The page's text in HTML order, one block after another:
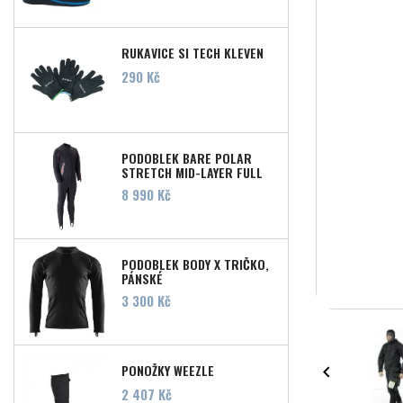
RUKAVICE SI TECH KLEVEN
Cena
290 Kč
PODOBLEK BARE POLAR
STRETCH MID-LAYER FULL
MEN'S
Cena
8 990 Kč
PODOBLEK BODY X TRIČKO,
PÁNSKÉ
Cena
3 300 Kč
PONOŽKY WEEZLE
Cena
2 407 Kč
